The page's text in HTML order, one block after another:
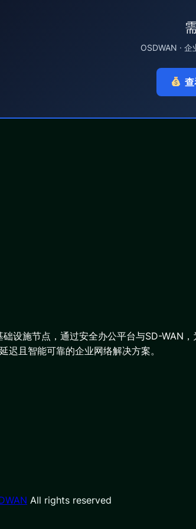
OSDWAN ·
设施节点，通过安全办公平台与SD-WAN，
迟且智能可靠的企业网络解决方案。
All rights reserved